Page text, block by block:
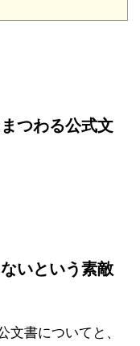
つわる公式文
いという素敵
文書についてと、